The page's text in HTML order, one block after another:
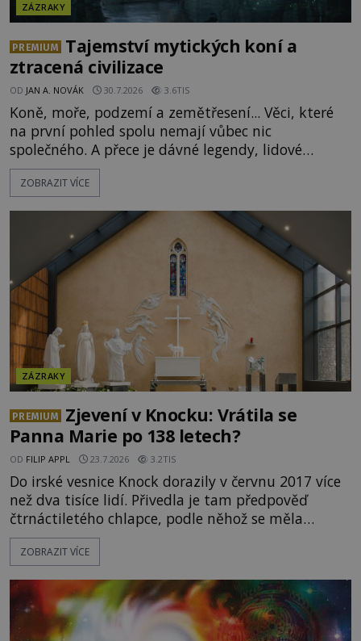
ZÁZRAKY
PREMIUM
Tajemství mytických koní a
ztracená civilizace
OD JAN A. NOVÁK 30.7.2026 3.6TIS
Koně, moře, podzemí a zemětřesení... Věci, které
na první pohled spolu nemají vůbec nic
společného. A přece je dávné legendy, lidové
pohádky i podvědomí psychicky nemocných lidí
podivným způsobem vzájemně propojují. Je
tajemství pocházející ze samých počátků lidské
civilizace? Nebo dokonce z temných vod minulosti
ještě mnohem hlubších? [g
ZOBRAZIT VÍCE
ZÁZRAKY
PREMIUM
Zjevení v Knocku: Vrátila se
Panna Marie po 138 letech?
OD FILIP APPL 23.7.2026 3.2TIS
Do irské vesnice Knock dorazily v červnu 2017 více
než dva tisíce lidí. Přivedla je tam předpověď
čtrnáctiletého chlapce, podle něhož se měla
přesně ve tři hodiny odpoledne zjevit Panna Marie.
Když slunce vystoupilo z mraků, část davu začala
chlapcovo proroctví, nebo poutníci spatřili pouze
neobvyklou hru světla? [gallery
ids="170530,170531,1705
ZOBRAZIT VÍCE